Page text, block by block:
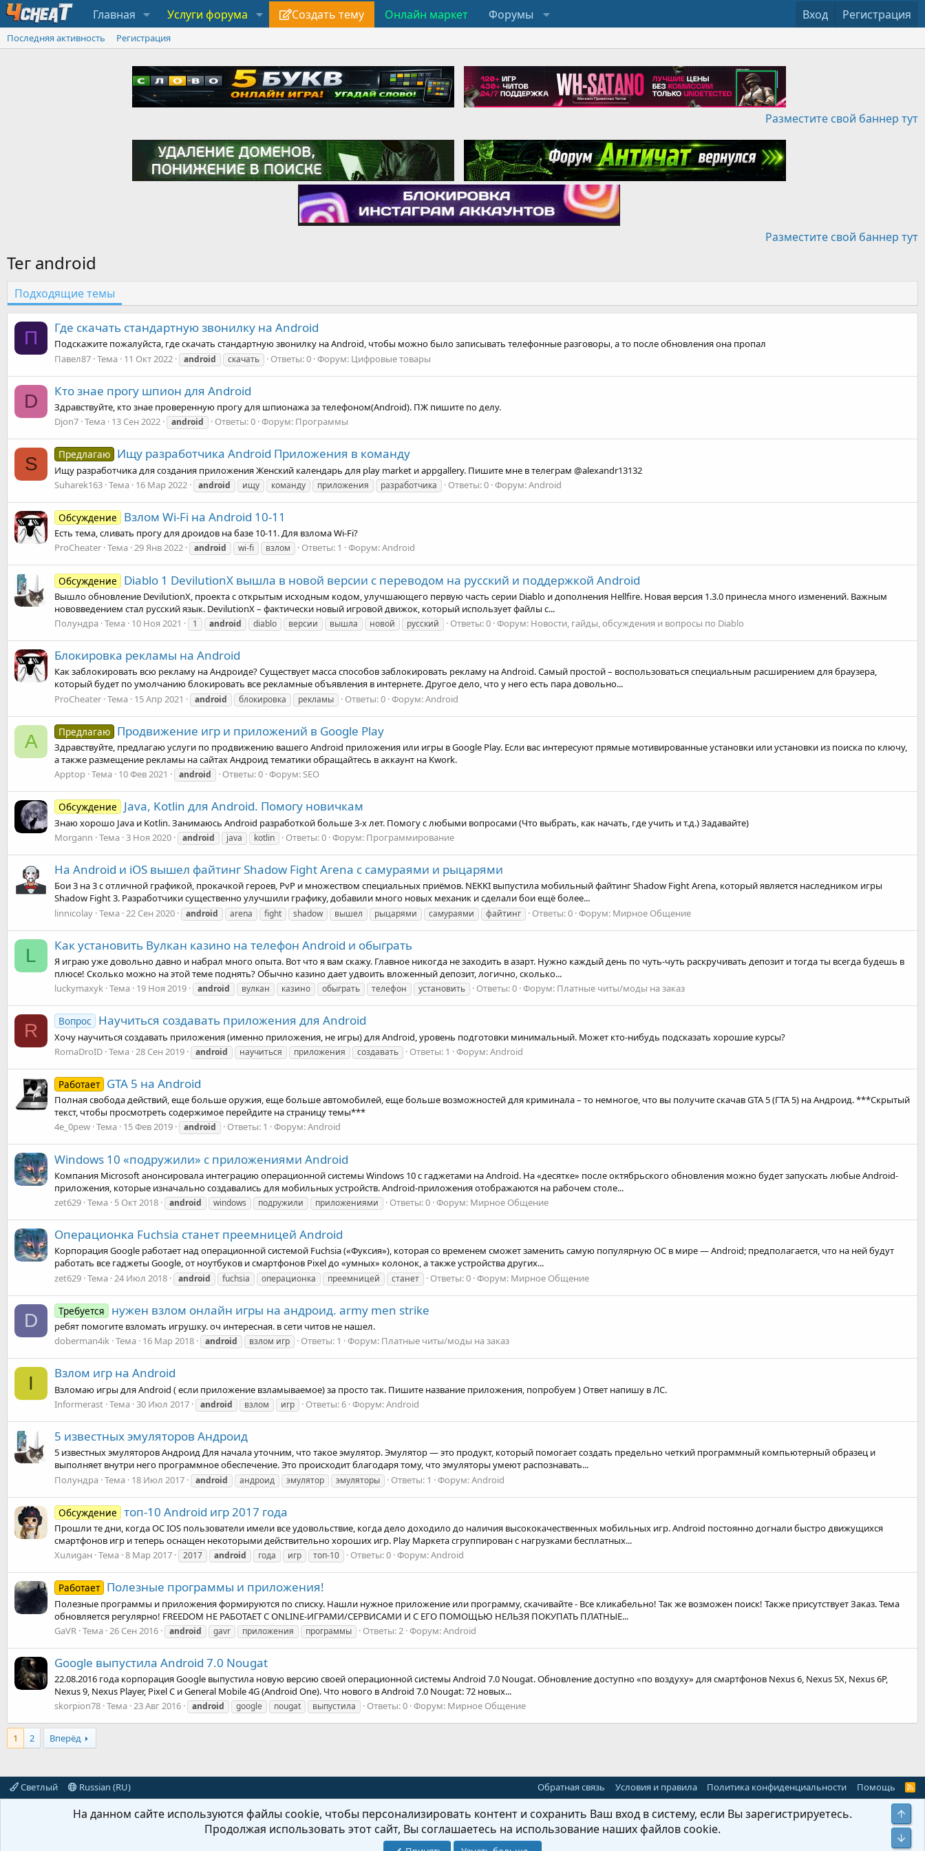
Главная Услуги форума Создать тему Онлайн маркет Форумы Вход Регистрация
Последняя активность Регистрация
Разместите свой баннер тут
Разместите свой баннер тут
Тег android
Подходящие темы
П Где скачать стандартную звонилку на Android
Подскажите пожалуйста, где скачать стандартную звонилку на Android, чтобы можно было записывать телефонные разговоры, а то после обновления она пропал
Павел87 Тема 11 Окт 2022 android скачать Ответы: 0 Форум: Цифровые товары
D Кто знае прогу шпион для Android
Здравствуйте, кто знае проверенную прогу для шпионажа за телефоном(Android). ПЖ пишите по делу.
Djon7 Тема 13 Сен 2022 android Ответы: 0 Форум: Программы
S Предлагаю Ищу разработчика Android Приложения в команду
Ищу разработчика для создания приложения Женский календарь для play market и appgallery. Пишите мне в телеграм @alexandr13132
Suharek163 Тема 16 Мар 2022 android ищу команду приложения разработчика Ответы: 0 Форум:Android
Обсуждение Взлом Wi-Fi на Android 10-11
Есть тема, сливать прогу для дроидов на базе 10-11. Для взлома Wi-Fi?
ProCheater Тема 29 Янв 2022 android wi-fi взлом Ответы: 1 Форум:Android
Обсуждение Diablo 1 DevilutionX вышла в новой версии с переводом на русский и поддержкой Android
Вышло обновление DevilutionX, проекта с открытым исходным кодом, улучшающего первую часть серии Diablo и дополнения Hellfire. Новая версия 1.3.0 принесла много изменений. Важным
нововведением стал русский язык. DevilutionX – фактически новый игровой движок, который использует файлы с...
Полундра Тема 10 Ноя 2021 1 android diablo версии вышла новой русский Ответы: 0 Форум: Новости, гайды, обсуждения и вопросы по Diablo
Блокировка рекламы на Android
Как заблокировать всю рекламу на Андроиде? Существует масса способов заблокировать рекламу на Android. Самый простой – воспользоваться специальным расширением для браузера,
который будет по умолчанию блокировать все рекламные объявления в интернете. Другое дело, что у него есть пара довольно...
ProCheater Тема 15 Апр 2021 android блокировка рекламы Ответы: 0 Форум:Android
A Предлагаю Продвижение игр и приложений в Google Play
Здравствуйте, предлагаю услуги по продвижению вашего Android приложения или игры в Google Play. Если вас интересуют прямые мотивированные установки или установки из поиска по ключу,
а также размещение рекламы на сайтах Андроид тематики обращайтесь в аккаунт на Kwork.
Apptop Тема 10 Фев 2021 android Ответы: 0 Форум:SEO
Обсуждение Java, Kotlin для Android. Помогу новичкам
Знаю хорошо Java и Kotlin. Занимаюсь Android разработкой больше 3-х лет. Помогу с любыми вопросами (Что выбрать, как начать, где учить и т.д.) Задавайте)
Morgann Тема 3 Ноя 2020 android java kotlin Ответы: 0 Форум: Программирование
На Android и iOS вышел файтинг Shadow Fight Arena с самураями и рыцарями
Бои 3 на 3 с отличной графикой, прокачкой героев, PvP и множеством специальных приёмов. NEKKI выпустила мобильный файтинг Shadow Fight Arena, который является наследником игры
Shadow Fight 3. Разработчики существенно улучшили графику, добавили много новых механик и сделали бои ещё более...
linnicolay Тема 22 Сен 2020 android arena fight shadow вышел рыцарями самураями файтинг Ответы: 0 Форум: Мирное Общение
L Как установить Вулкан казино на телефон Android и обыграть
Я играю уже довольно давно и набрал много опыта. Вот что я вам скажу. Главное никогда не заходить в азарт. Нужно каждый день по чуть-чуть раскручивать депозит и тогда ты всегда будешь в
плюсе! Сколько можно на этой теме поднять? Обычно казино дает удвоить вложенный депозит, логично, сколько...
luckymaxyk Тема 19 Ноя 2019 android вулкан казино обыграть телефон установить Ответы: 0 Форум: Платные читы/моды на заказ
R Вопрос Научиться создавать приложения для Android
Хочу научиться создавать приложения (именно приложения, не игры) для Android, уровень подготовки минимальный. Может кто-нибудь подсказать хорошие курсы?
RomaDroID Тема 28 Сен 2019 android научиться приложения создавать Ответы: 1 Форум:Android
Работает GTA 5 на Android
Полная свобода действий, еще больше оружия, еще больше автомобилей, еще больше возможностей для криминала – то немногое, что вы получите скачав GTA 5 (ГТА 5) на Андроид. ***Скрытый
текст, чтобы просмотреть содержимое перейдите на страницу темы***
4e_0pew Тема 15 Фев 2019 android Ответы: 1 Форум:Android
Windows 10 «подружили» с приложениями Android
Компания Microsoft анонсировала интеграцию операционной системы Windows 10 с гаджетами на Android. На «десятке» после октябрьского обновления можно будет запускать любые Android-
приложения, которые изначально создавались для мобильных устройств. Android-приложения отображаются на рабочем столе...
zet629 Тема 5 Окт 2018 android windows подружили приложениями Ответы: 0 Форум: Мирное Общение
Операционка Fuchsia станет преемницей Android
Корпорация Google работает над операционной системой Fuchsia («Фуксия»), которая со временем сможет заменить самую популярную ОС в мире — Android; предполагается, что на ней будут
работать все гаджеты Google, от ноутбуков и смартфонов Pixel до «умных» колонок, а также устройства других...
zet629 Тема 24 Июл 2018 android fuchsia операционка преемницей станет Ответы: 0 Форум: Мирное Общение
D Требуется нужен взлом онлайн игры на андроид. army men strike
ребят помогите взломать игрушку. оч интересная. в сети читов не нашел.
doberman4ik Тема 16 Мар 2018 android взлом игр Ответы: 1 Форум: Платные читы/моды на заказ
I Взлом игр на Android
Взломаю игры для Android ( если приложение взламываемое) за просто так. Пишите название приложения, попробуем ) Ответ напишу в ЛС.
Informerast Тема 30 Июл 2017 android взлом игр Ответы: 6 Форум:Android
5 известных эмуляторов Андроид
5 известных эмуляторов Андроид Для начала уточним, что такое эмулятор. Эмулятор — это продукт, который помогает создать предельно четкий программный компьютерный образец и
выполняет внутри него программное обеспечение. Это происходит благодаря тому, что эмуляторы умеют распознавать...
Полундра Тема 18 Июл 2017 android андроид эмулятор эмуляторы Ответы: 1 Форум:Android
Обсуждение топ-10 Android игр 2017 года
Прошли те дни, когда ОС IOS пользователи имели все удовольствие, когда дело доходило до наличия высококачественных мобильных игр. Android постоянно догнали быстро движущихся
смартфонов игр и теперь оснащен некоторыми действительно хороших игр. Play Маркета сгруппирован с нагрузками бесплатных...
Хuлиgан Тема 8 Мар 2017 2017 android года игр топ-10 Ответы: 0 Форум:Android
Работает Полезные программы и приложения!
Полезные программы и приложения формируются по списку. Нашли нужное приложение или программу, скачивайте - Все кликабельно! Так же возможен поиск! Также присутствует Заказ. Тема
обновляется регулярно! FREEDOM НЕ РАБОТАЕТ С ONLINE-ИГРАМИ/СЕРВИСАМИ И C ЕГО ПОМОЩЬЮ НЕЛЬЗЯ ПОКУПАТЬ ПЛАТНЫЕ...
GaVR Тема 26 Сен 2016 android gavr приложения программы Ответы: 2 Форум:Android
Google выпустила Android 7.0 Nougat
22.08.2016 года корпорация Google выпустила новую версию своей операционной системы Android 7.0 Nougat. Обновление доступно «по воздуху» для смартфонов Nexus 6, Nexus 5X, Nexus 6P,
Nexus 9, Nexus Player, Pixel C и General Mobile 4G (Android One). Что нового в Android 7.0 Nougat: 72 новых...
skorpion78 Тема 23 Авг 2016 android google nougat выпустила Ответы: 0 Форум: Мирное Общение
1 2 Вперёд
Светлый Russian (RU) Обратная связь Условия и правила Политика конфиденциальности Помощь
R
На данном сайте используются файлы cookie, чтобы персонализировать контент и сохранить Ваш вход в систему, если Вы зарегистрируетесь.
Продолжая использовать этот сайт, Вы соглашаетесь на использование наших файлов cookie.